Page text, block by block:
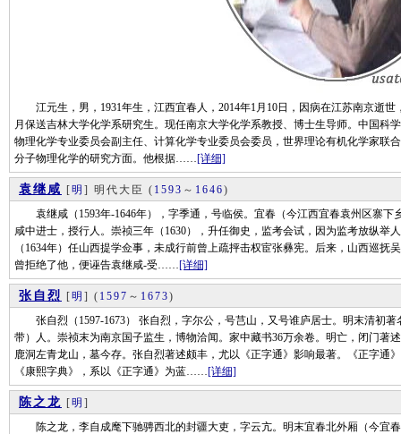
江元生，男，1931年生，江西宜春人，2014年1月10日，因病在江苏南京逝世
月保送吉林大学化学系研究生。现任南京大学化学系教授、博士生导师。中国科
物理化学专业委员会副主任、计算化学专业委员会委员，世界理论有机化学家联
分子物理化学的研究方面。他根据……[详细]
袁继咸 [明 ] 明代大臣 ( 1593 ～ 1646)
袁继咸（1593年-1646年），字季通，号临侯。宜春（今江西宜春袁州区寨下
咸中进士，授行人。崇祯三年（1630），升任御史，监考会试，因为监考放纵举
（1634年）任山西提学佥事，未成行前曾上疏抨击权宦张彝宪。后来，山西巡
曾拒绝了他，便诬告袁继咸-受……[详细]
张自烈 [明 ] ( 1597 ～ 1673)
张自烈（1597-1673） 张自烈，字尔公，号芑山，又号谁庐居士。明末清初著
带）人。崇祯末为南京国子监生，博物洽闻。家中藏书36万余卷。明亡，闭门著
鹿洞左青龙山，墓今存。张自烈著述颇丰，尤以《正字通》影响最著。《正字通
《康熙字典》，系以《正字通》为蓝……[详细]
陈之龙 [明 ]
陈之龙，李自成麾下驰骋西北的封疆大吏，字云亢。明末宜春北外厢（今宜